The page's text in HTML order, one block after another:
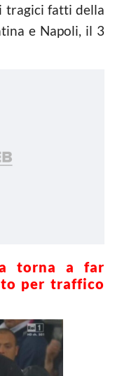
tragici fatti della
e Napoli, il 3
torna a far
per traffico